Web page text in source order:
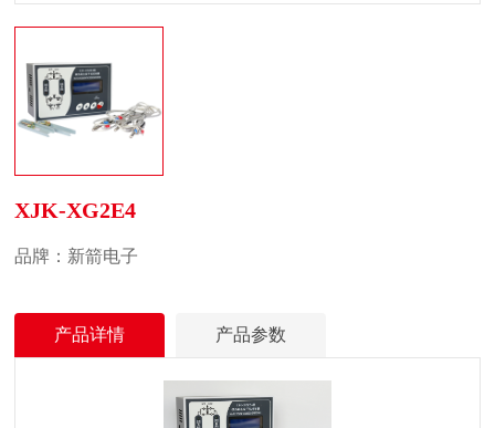
XJK-XG2E4
品牌：新箭电子
产品详情 产品参数